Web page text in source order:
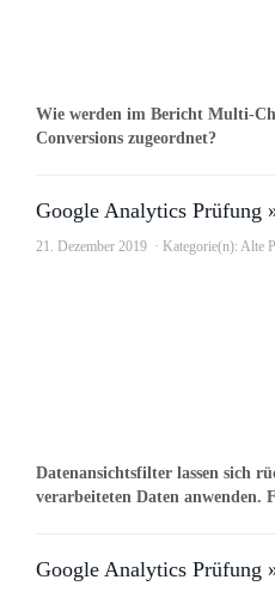
Wie werden im Bericht Multi-
Conversions zugeordnet?
Google Analytics Prüfung
21. Dezember 2019 Kategorie(n): Alte
Datenansichtsfilter lassen sich
verarbeiteten Daten anwenden.
Google Analytics Prüfung